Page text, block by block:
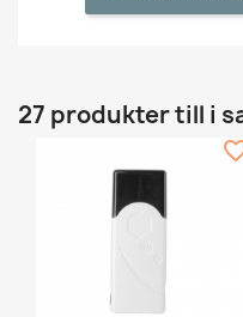
27 produkter till i